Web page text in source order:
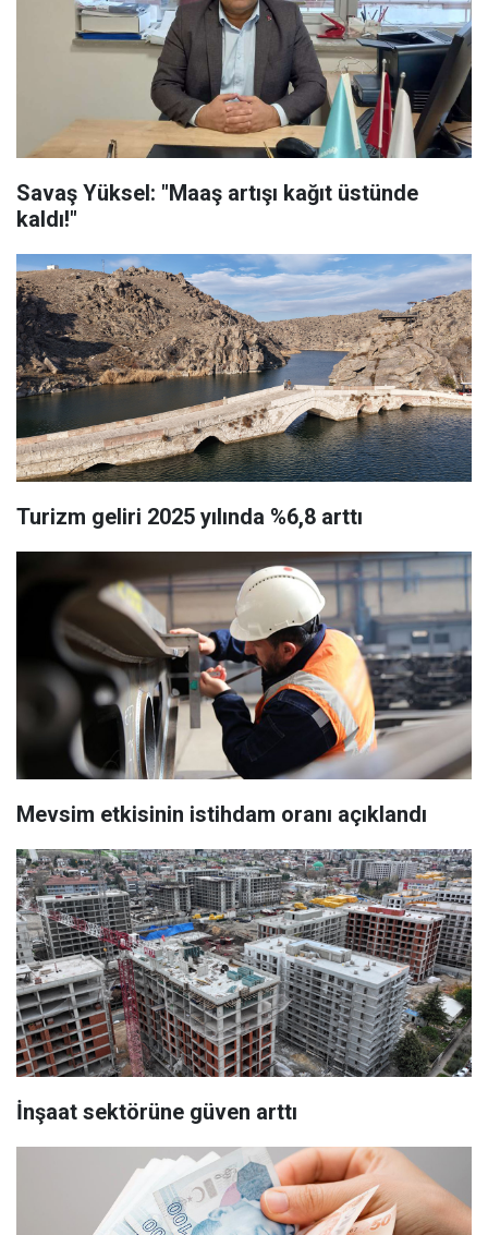
Savaş Yüksel: "Maaş artışı kağıt üstünde
kaldı!"
Turizm geliri 2025 yılında %6,8 arttı
Mevsim etkisinin istihdam oranı açıklandı
İnşaat sektörüne güven arttı